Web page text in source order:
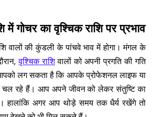
में गोचर का वृश्चिक राशि पर प्रभाव
वालों की कुंडली के पांचवे भाव में होगा। मंगल के
वृश्चिक राशिवालों को अपनी प्रगति की गति
लग सकता है कि आपके प्रोफेशनल लाइफ या
चल रहे हैं। आप अपने जीवन को लेकर संतुष्टि का
हालांकि अगर आप थोड़े समय तक धैर्य रखेंगे तो